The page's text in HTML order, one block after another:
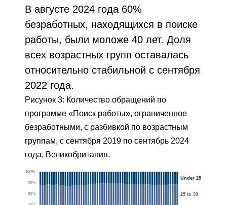
В августе 2024 года 60%
безработных, находящихся в поиске
работы, были моложе 40 лет. Доля
всех возрастных групп оставалась
относительно стабильной с сентября
2022 года.
Рисунок 3: Количество обращений по
программе «Поиск работы», ограниченное
безработными, с разбивкой по возрастным
группам, с сентября 2019 по сентябрь 2024
года, Великобритания.